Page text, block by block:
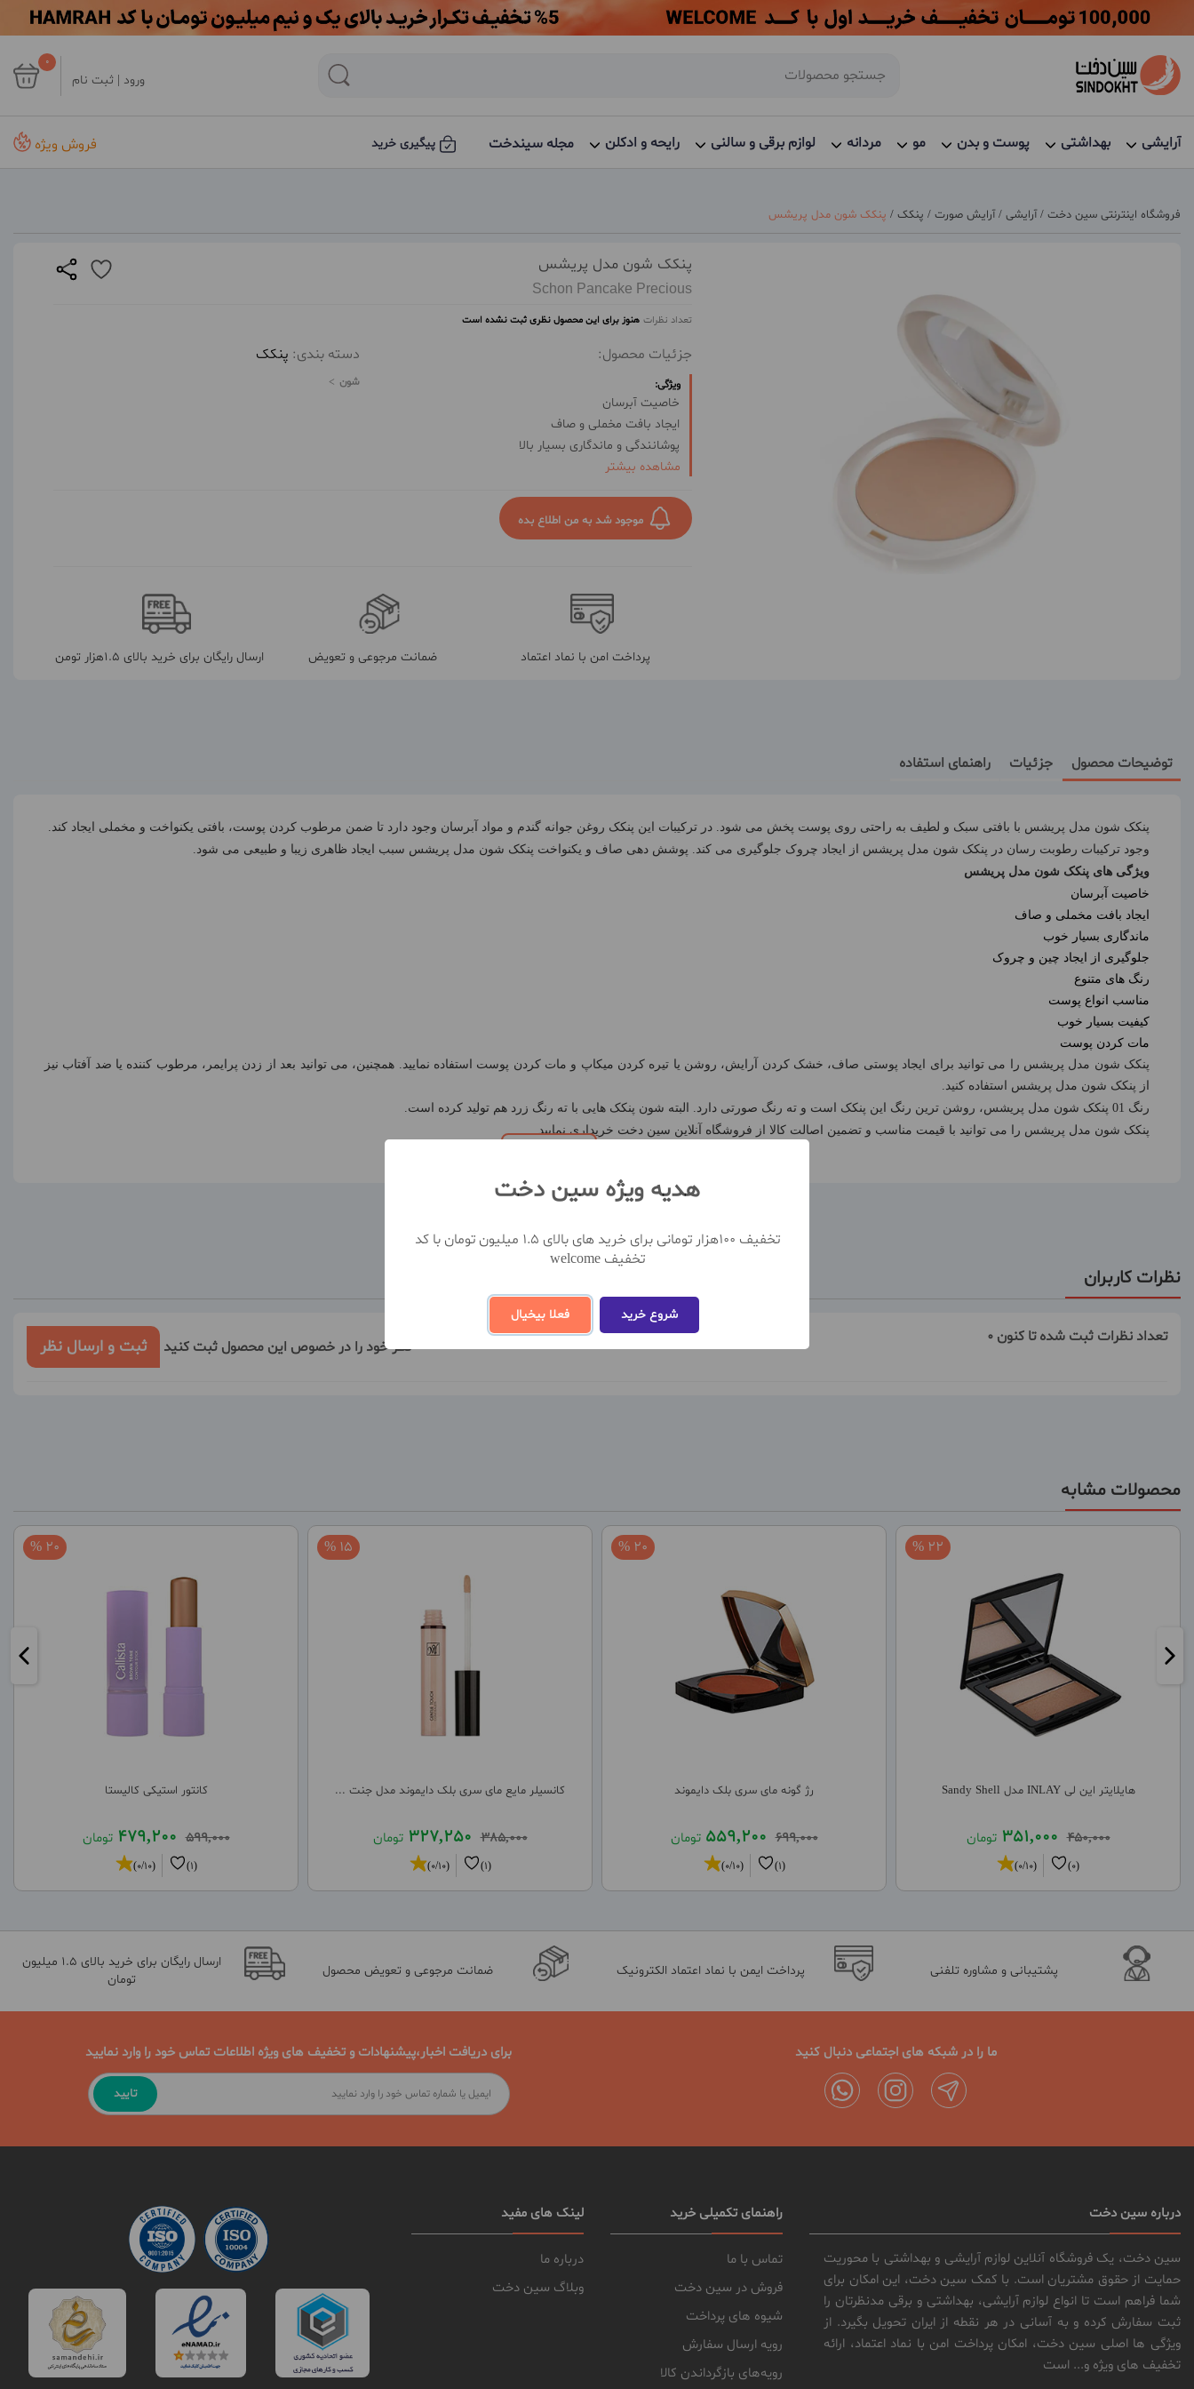
ورود | ثبت نام
0
آرایشی بهداشتی پوست و بدن مو مردانه لوازم برقی و سالنی رایحه و ادکلن مجله سیندخت پیگیری خرید فروش ویژه
فروشگاه اینترنتی سین دخت / آرایشی / آرایش صورت / پنکک / پنکک شون مدل پریشس
پنکک شون مدل پریشس
Schon Pancake Precious
تعداد نظرات هنوز برای این محصول نظری ثبت نشده است
جزئیات محصول:
ویژگی:
خاصیت آبرسان
ایجاد بافت مخملی و صاف
پوشانندگی و ماندگاری بسیار بالا
جلوگیری از ایجاد چین و چروک
مات کردن پوست
مشاهده بیشتر
دسته بندی: پنکک
شون
موجود شد به من اطلاع بده
پرداخت امن با نماد اعتماد ضمانت مرجوعی و تعویض ارسال رایگان برای خرید بالای 1.5هزار تومن
توضیحات محصول جزئیات راهنمای استفاده
پنکک شون مدل پریشس با بافتی سبک و لطیف به راحتی روی پوست پخش می شود. در ترکیبات این پنکک روغن جوانه گندم و مواد آبرسان وجود دارد تا ضمن مرطوب کردن پوست، بافتی یکنواخت و مخملی ایجاد کند.
وجود ترکیبات رطوبت رسان در پنکک شون مدل پریشس از ایجاد چروک جلوگیری می کند. پوشش دهی صاف و یکنواخت پنکک شون مدل پریشس سبب ایجاد ظاهری زیبا و طبیعی می شود.
ویژگی های پنکک شون مدل پریشس
خاصیت آبرسان
ایجاد بافت مخملی و صاف
ماندگاری بسیار خوب
جلوگیری از ایجاد چین و چروک
رنگ های متنوع
مناسب انواع پوست
کیفیت بسیار خوب
مات کردن پوست
پنکک شون مدل پریشس را می توانید برای ایجاد پوستی صاف، خشک کردن آرایش، روشن یا تیره کردن میکاپ و مات کردن پوست استفاده نمایید. همچنین، می توانید بعد از زدن پرایمر، مرطوب کننده یا ضد آفتاب نیز
از پنکک شون مدل پریشس استفاده کنید.
رنگ 01 پنکک شون مدل پریشس، روشن ترین رنگ این پنکک است و ته رنگ صورتی دارد. البته شون پنکک هایی با ته رنگ زرد هم تولید کرده است.
پنکک شون مدل پریشس را می توانید با قیمت مناسب و تضمین اصالت کالا از فروشگاه آنلاین سین دخت خریداری نمایید.
نظرات کاربران
تعداد نظرات ثبت شده تا کنون 0
نظر خود را در خصوص این محصول ثبت کنید ثبت و ارسال نظر
محصولات مشابه
کانتور استیکی کالیستا
599,000
479,200 تومان
20 %
(1)
(0/10)
کانسیلر مایع مای سری بلک دایموند مدل جنت ...
385,000
327,250 تومان
15 %
(1)
(0/10)
رژ گونه مای سری بلک دایموند
699,000
559,200 تومان
20 %
(1)
(0/10)
هایلایتر این لی INLAY مدل Sandy Shell
450,000
351,000 تومان
22 %
(0)
(0/10)
پشتیبانی و مشاوره تلفنی پرداخت ایمن با نماد اعتماد الکترونیک ضمانت مرجوعی و تعویض محصول
ارسال رایگان برای خرید بالای 1.5 میلیون
تومان
ما را در شبکه های اجتماعی دنبال کنید برای دریافت اخبار،پیشنهادات و تخفیف های ویژه اطلاعات تماس خود را وارد نمایید
تایید
درباره سین دخت
سین دخت، یک فروشگاه آنلاین لوازم آرایشی و بهداشتی با محوریت
حمایت از حقوق مشتریان است. با کمک سین دخت، این امکان برای
شما فراهم است تا انواع لوازم آرایشی، بهداشتی و برقی مدنظرتان را
ثبت سفارش کرده و به آسانی در هر نقطه از ایران تحویل بگیرد. از
ویژگی ها اصلی سین دخت، امکان پرداخت امن با نماد اعتماد، ارائه
تخفیف های ویژه و... است
راهنمای تکمیلی خرید
تماس با ما
فروش در سین دخت
شیوه های پرداخت
رویه ارسال سفارش
رویه‌های بازگرداندن کالا
لینک های مفید
درباره ما
وبلاگ سین دخت
هدیه ویژه سین دخت
تخفیف 100هزار تومانی برای خرید های بالای 1.5 میلیون تومان با کد
تخفیف welcome
شروع خرید فعلا بیخیال